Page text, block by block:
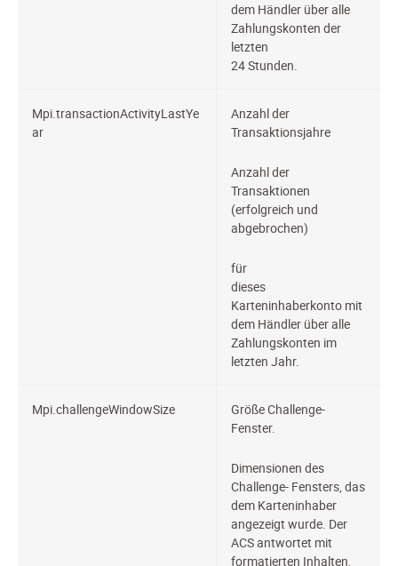
dem Händler über alle
Zahlungskonten der
letzten
24 Stunden.
Mpi.transactionActivityLastYe
ar
Anzahl der
Transaktionsjahre
Anzahl der
Transaktionen
(erfolgreich und
abgebrochen)
für
dieses
Karteninhaberkonto mit
dem Händler über alle
Zahlungskonten im
letzten Jahr.
Mpi.challengeWindowSize
Größe Challenge-
Fenster.
Dimensionen des
Challenge- Fensters, das
dem Karteninhaber
angezeigt wurde. Der
ACS antwortet mit
formatierten Inhalten,